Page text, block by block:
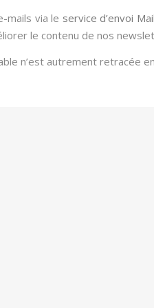
mails via le service d’envoi
le contenu de nos
n’est autrement retracée